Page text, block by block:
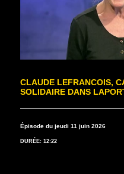
CLAUDE LEFRANCOIS,
SOLIDAIRE DANS
Épisode du jeudi 11 juin 2026
DURÉE: 12:22